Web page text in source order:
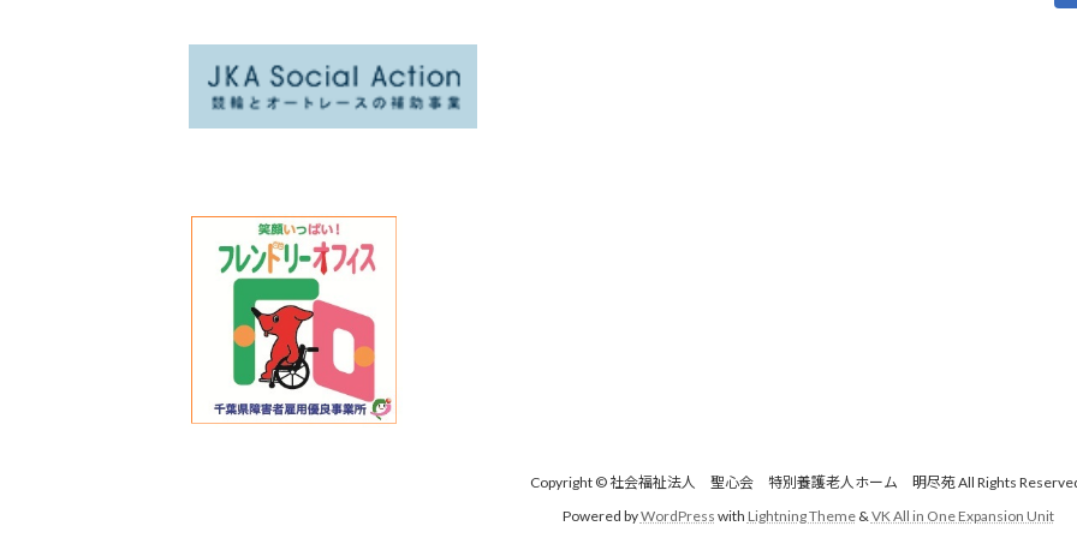
Copyright © 社会福祉法人 聖心会 特別養護老人ホーム 明尽苑 All Rights
Powered byWordPress with Lightning Theme& VK All in One Expansion Unit